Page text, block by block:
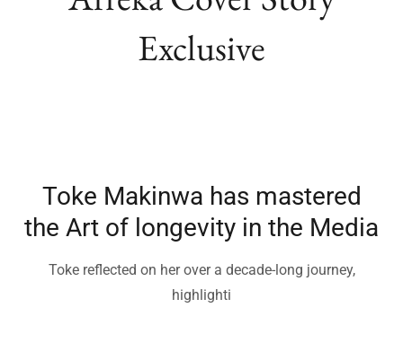
Exclusive
Toke Makinwa has mastered
the Art of longevity in the Media
Toke reflected on her over a decade-long journey,
highlighti